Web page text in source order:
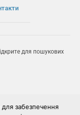
для пошукових
забезпечення